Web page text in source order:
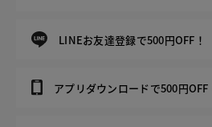
LINEお友達登録で500円OFF！
アプリダウンロードで500円OFF